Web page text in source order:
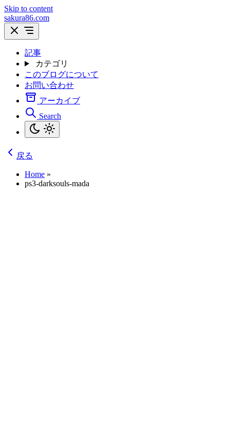
Skip to content
sakura86.com
記事
カテゴリ
このブログについて
お問い合わせ
アーカイブ
Search
戻る
Home »
ps3-darksouls-mada